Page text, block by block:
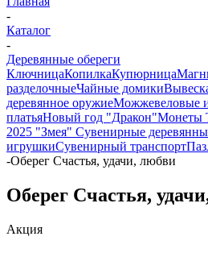
-
Каталог
-
Деревянные обереги
КлючницаКопилкаКупюрница
разделочныеЧайные домики
деревянное оружиеМожжевеловые
платьяНовый год "Дракон"Монеты
2025 "Змея" Сувенирные
игрушкиСувенирный транспорт
-Оберег Счастья, удачи, любви
Оберег Счастья,
Акция